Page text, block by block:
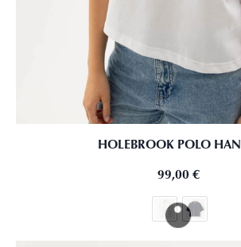
HOLEBROOK POLO
99,00 €